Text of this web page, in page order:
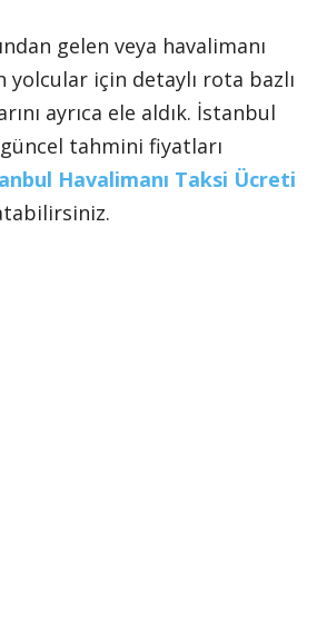
gelen veya havalimanı
için detaylı rota bazlı
ayrıca ele aldık. İstanbul
güncel tahmini fiyatları
Havalimanı Taksi Ücreti